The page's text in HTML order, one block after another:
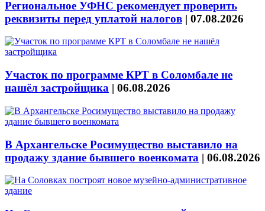
Региональное УФНС рекомендует проверить
реквизиты перед уплатой налогов | 07.08.2026
Участок по программе КРТ в Соломбале не
нашёл застройщика | 06.08.2026
В Архангельске Росимущество выставило на
продажу здание бывшего военкомата | 06.08.2026